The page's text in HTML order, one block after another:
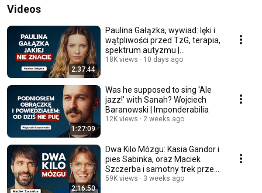
Videos
2:37:44
Paulina Gałązka, wywiad: lęki i
wątpliwości przed TzG, terapia,
spektrum autyzmu |
Imponderabilia
18K views 10 days ago
1:27:09
Was he supposed to sing 'Ale
jazz!' with Sanah? Wojciech
Baranowski | Imponderabilia
12K views 2 weeks ago
2:16:50
Dwa Kilo Mózgu: Kasia Gandor i
pies Sabinka, oraz Maciek
Szczerba i samotny trek przez
USA | Impo
59K views 3 weeks ago